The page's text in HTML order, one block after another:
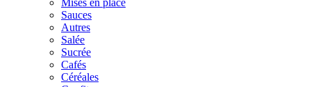
Mises en place
Sauces
Autres
Salée
Sucrée
Cafés
Céréales